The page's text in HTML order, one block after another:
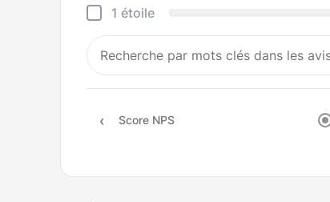
1 étoile
Score NPS